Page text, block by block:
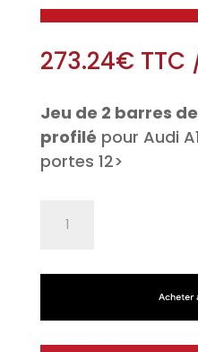
273.24€TTC
Jeu de 2 barres
profilé pour Audi
portes 12>